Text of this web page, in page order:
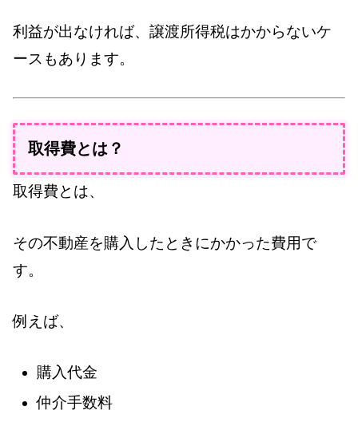
利益が出なければ、譲渡所得税はかからないケ
ースもあります。
取得費とは？
取得費とは、
その不動産を購入したときにかかった費用で
す。
例えば、
購入代金
仲介手数料